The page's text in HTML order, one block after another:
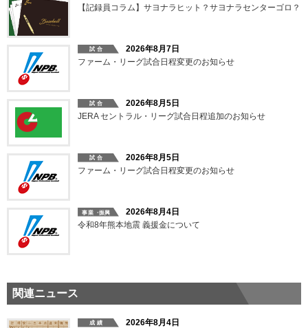
【記録員コラム】サヨナラヒット？サヨナラセンターゴロ？
2026年8月7日
ファーム・リーグ試合日程変更のお知らせ
2026年8月5日
JERA セントラル・リーグ試合日程追加のお知らせ
2026年8月5日
ファーム・リーグ試合日程変更のお知らせ
2026年8月4日
令和8年熊本地震 義援金について
関連ニュース
2026年8月4日